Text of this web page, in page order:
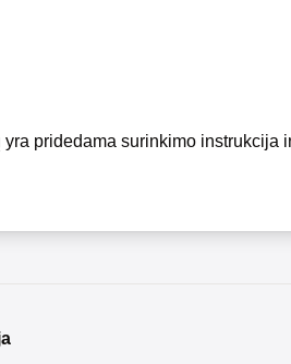
pridedama surinkimo instrukcija